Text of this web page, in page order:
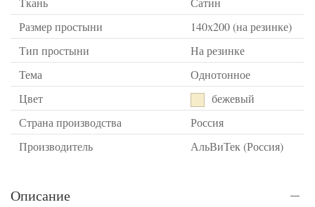
Размер простыни
140х200 (на резинке)
Тип простыни
На резинке
Тема
Однотонное
Цвет
бежевый
Страна производства
Россия
Производитель
АльВиТек (Россия)
Описание